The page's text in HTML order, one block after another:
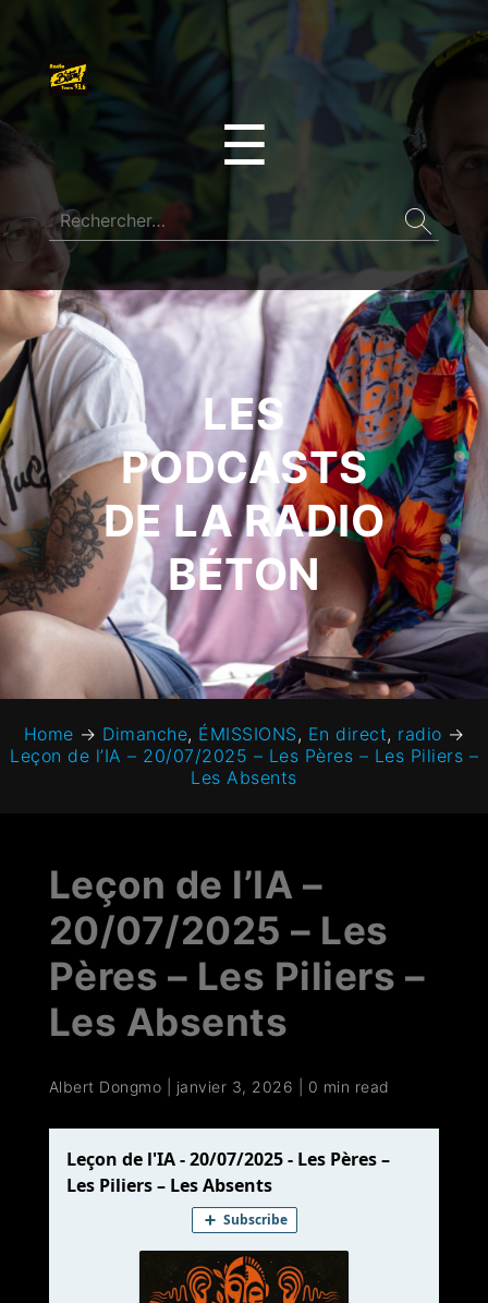
☰
LES
PODCASTS
DE LA RADIO
BÉTON
Home → Dimanche, ÉMISSIONS, En direct, radio →
Leçon de l’IA – 20/07/2025 – Les Pères – Les Piliers –
Les Absents
Leçon de l’IA –
20/07/2025 – Les
Pères – Les Piliers –
Les Absents
Albert Dongmo janvier 3, 2026 0 min read